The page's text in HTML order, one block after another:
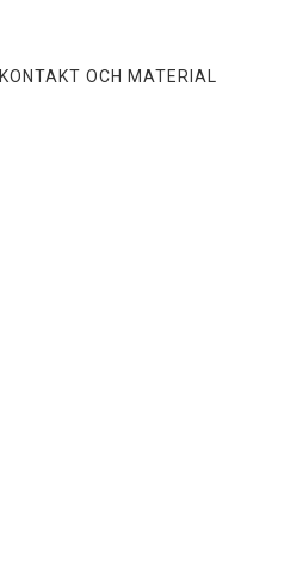
KONTAKT OCH MATERIAL